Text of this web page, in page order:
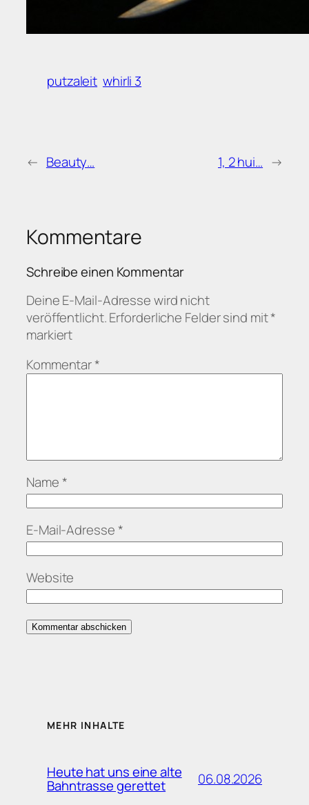
putzaleit whirli 3
← Beauty… 1, 2 hui… →
Kommentare
Schreibe einen Kommentar
Deine E-Mail-Adresse wird nicht
veröffentlicht.Erforderliche Felder sind mit*
markiert
Kommentar*
Name *
E-Mail-Adresse *
Website
MEHR INHALTE
Heute hat uns eine alte
Bahntrasse gerettet 06.08.2026